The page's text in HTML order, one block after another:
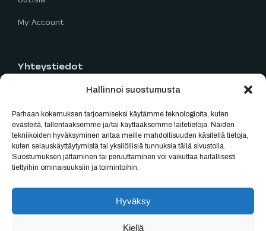
Hallinnoi suostumusta
Parhaan kokemuksen tarjoamiseksi käytämme teknologioita, kuten
evästeitä, tallentaaksemme ja/tai käyttääksemme laitetietoja. Näiden
tekniikoiden hyväksyminen antaa meille mahdollisuuden käsitellä tietoja,
kuten selauskäyttäytymistä tai yksilöllisiä tunnuksia tällä sivustolla.
Suostumuksen jättäminen tai peruuttaminen voi vaikuttaa haitallisesti
tiettyihin ominaisuuksiin ja toimintoihin.
Hyväksy
Kiellä
My Account
Yhteystiedot
040 777 2819
myynti@oulubikes.fi
Arkisin: 10:00-18:00